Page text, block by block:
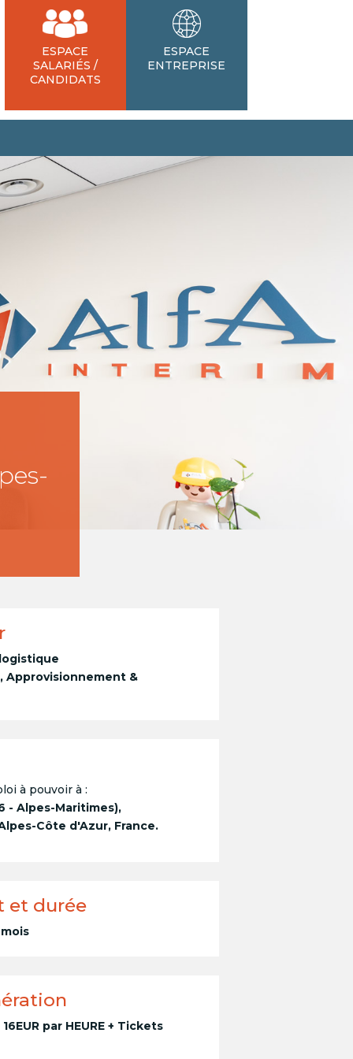
ESPACE
SALARIÉS /
CANDIDATS
ESPACE
ENTREPRISE
Approvisionnement &
à pouvoir à :
- Alpes-Maritimes),
Côte d'Azur, France.
et durée
16EUR par HEURE + Tickets